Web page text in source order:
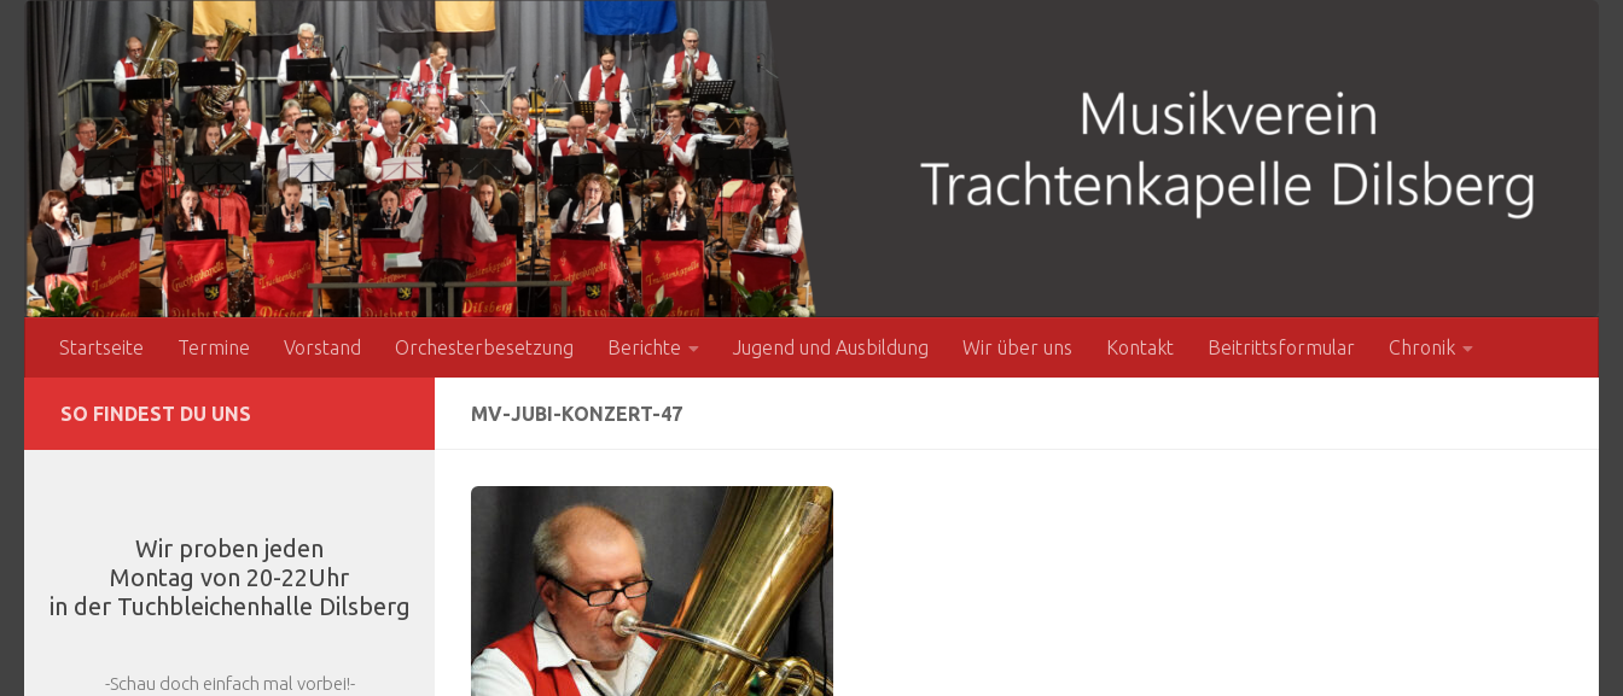
Zum Inhalt springen
Startseite Termine Vorstand Orchesterbesetzung Berichte Jugend und Ausbildung Wir über uns Kontakt Beitrittsformular Chronik
MV-JUBI-KONZERT-47
SO FINDEST DU UNS
Wir proben jeden
Montag von 20-22Uhr
in der Tuchbleichenhalle Dilsberg
-Schau doch einfach mal vorbei!-